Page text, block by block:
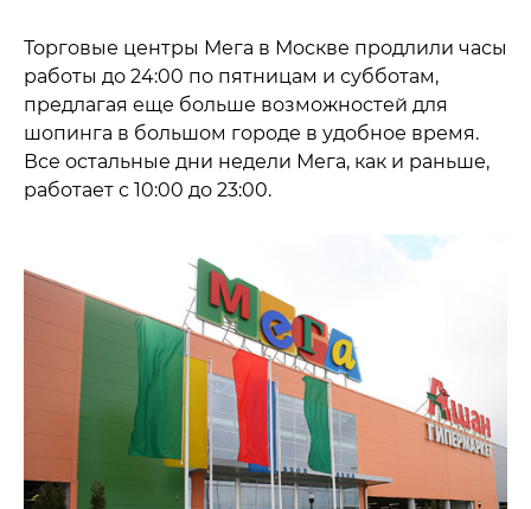
Торговые центры Мега в Москве продлили часы
работы до 24:00 по пятницам и субботам,
предлагая еще больше возможностей для
шопинга в большом городе в удобное время.
Все остальные дни недели Мега, как и раньше,
работает с 10:00 до 23:00.